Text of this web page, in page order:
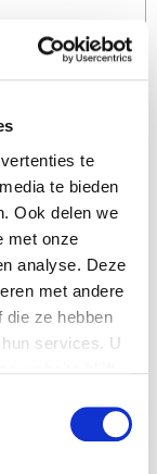
te
te bieden
Ook delen we
met onze
analyse. Deze
met andere
die ze hebben
services. U
per